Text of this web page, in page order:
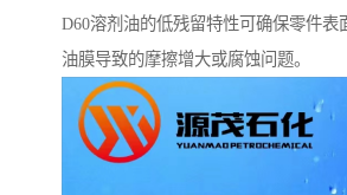
D60溶剂油的低残留特性可确保零件表
油膜导致的摩擦增大或腐蚀问题。